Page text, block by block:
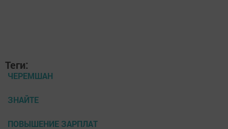
Теги:
ЧЕРЕМШАН
ЗНАЙТЕ
ПОВЫШЕНИЕ ЗАРПЛАТ